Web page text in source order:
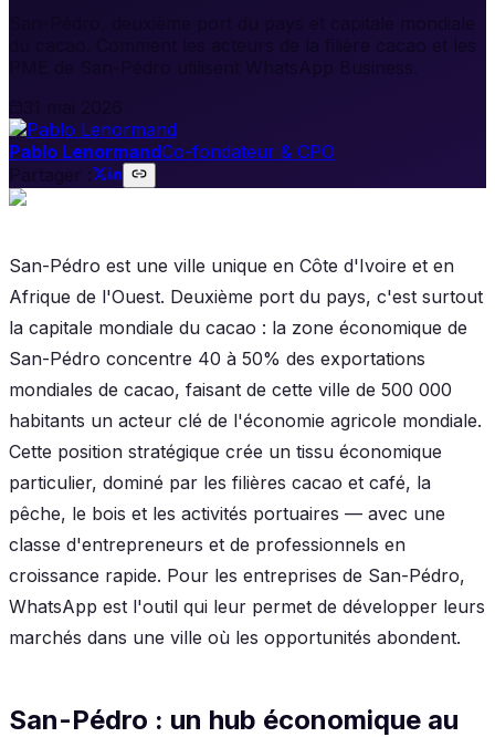
San-Pédro, deuxième port du pays et capitale mondiale
du cacao. Comment les acteurs de la filière cacao et les
PME de San-Pédro utilisent WhatsApp Business.
Pablo LenormandCo-fondateur & CPO
Partager :
San-Pédro est une ville unique en Côte d'Ivoire et en
Afrique de l'Ouest. Deuxième port du pays, c'est surtout
la capitale mondiale du cacao : la zone économique de
San-Pédro concentre 40 à 50% des exportations
mondiales de cacao, faisant de cette ville de 500 000
habitants un acteur clé de l'économie agricole mondiale.
Cette position stratégique crée un tissu économique
particulier, dominé par les filières cacao et café, la
pêche, le bois et les activités portuaires — avec une
classe d'entrepreneurs et de professionnels en
croissance rapide. Pour les entreprises de San-Pédro,
WhatsApp est l'outil qui leur permet de développer leurs
marchés dans une ville où les opportunités abondent.
San-Pédro : un hub économique au